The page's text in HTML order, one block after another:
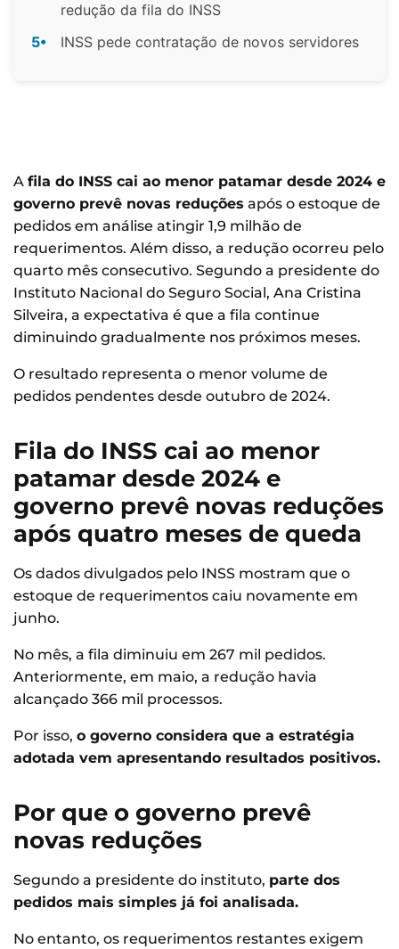
redução da fila do INSS
5•
INSS pede contratação de novos servidores
A fila do INSS cai ao menor patamar desde 2024 e
governo prevê novas reduções após o estoque de
pedidos em análise atingir 1,9 milhão de
requerimentos. Além disso, a redução ocorreu pelo
quarto mês consecutivo. Segundo a presidente do
Instituto Nacional do Seguro Social, Ana Cristina
Silveira, a expectativa é que a fila continue
diminuindo gradualmente nos próximos meses.
O resultado representa o menor volume de
pedidos pendentes desde outubro de 2024.
Fila do INSS cai ao menor
patamar desde 2024 e
governo prevê novas reduções
após quatro meses de queda
Os dados divulgados pelo INSS mostram que o
estoque de requerimentos caiu novamente em
junho.
No mês, a fila diminuiu em 267 mil pedidos.
Anteriormente, em maio, a redução havia
alcançado 366 mil processos.
Por isso, o governo considera que a estratégia
adotada vem apresentando resultados positivos.
Por que o governo prevê
novas reduções
Segundo a presidente do instituto, parte dos
pedidos mais simples já foi analisada.
No entanto, os requerimentos restantes exigem